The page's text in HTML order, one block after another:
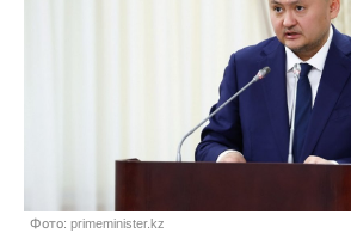
Фото: primeminister.kz